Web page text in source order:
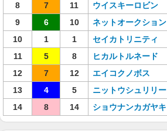
8
7 11 ウイスキーロビン
9
6 10 ネットオークション
10
1 1 セイカトリニティ
11
5 8 ヒカルトルネード
12
7 12 エイコクノボス
13
4 5 ニットウシュリリー
14
8 14 ショウナンカガヤキ